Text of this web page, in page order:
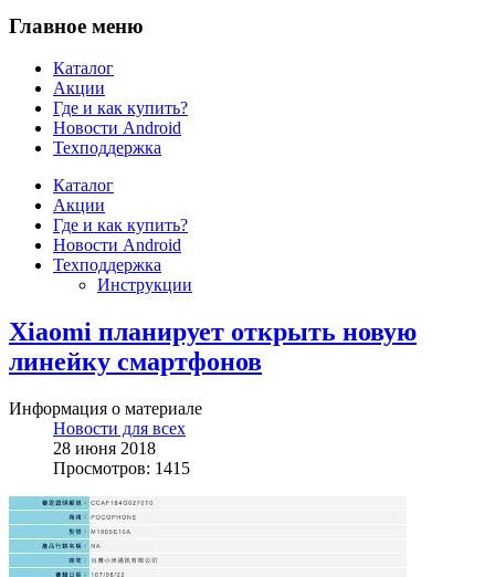
Главное меню
Каталог
Акции
Где и как купить?
Новости Android
Техподдержка
Каталог
Акции
Где и как купить?
Новости Android
Техподдержка
Инструкции
Xiaomi планирует открыть новую
линейку смартфонов
Информация о материале
Новости для всех
28 июня 2018
Просмотров: 1415